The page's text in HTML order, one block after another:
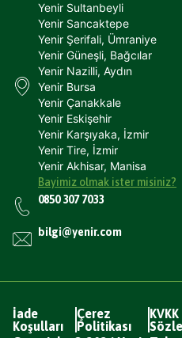
Yenir Sultanbeyli
Yenir Sancaktepe
Yenir Şerifali, Ümraniye
Yenir Güneşli, Bağcılar
Yenir Nazilli, Aydın
Yenir Bursa
Yenir Çanakkale
Yenir Eskişehir
Yenir Karşıyaka, İzmir
Yenir Tire, İzmir
Yenir Akhisar, Manisa
Bayimiz olmak ister misiniz?
0850 307 7033
bilgi@yenir.com
İade
Koşulları
Çerez
Politikası
KVKK